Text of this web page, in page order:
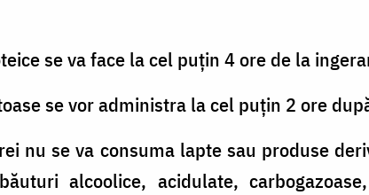
se va face la cel puțin 4 ore de la
se vor administra la cel puțin 2 ore
nu se va consuma lapte sau produse
alcoolice, acidulate,